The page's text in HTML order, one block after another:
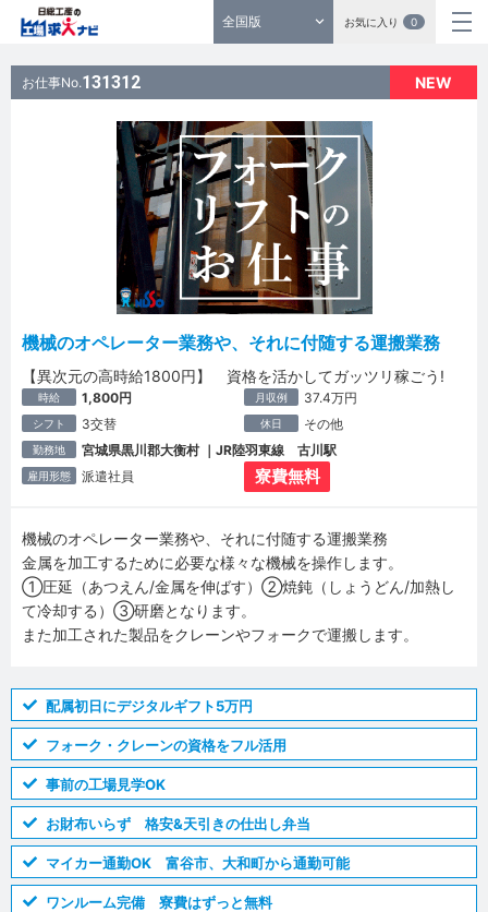
全国版 お気に入り 0
NEW
お仕事No.131312
機械のオペレーター業務や、それに付随する運搬業務
【異次元の高時給1800円】 資格を活かしてガッツリ稼ごう!
時給 1,800円 月収例 37.4万円
シフト 3交替 休日 その他
勤務地 宮城県黒川郡大衡村 ｜JR陸羽東線 古川駅
雇用形態 派遣社員 寮費無料
機械のオペレーター業務や、それに付随する運搬業務
金属を加工するために必要な様々な機械を操作します。
①圧延（あつえん/金属を伸ばす）②焼鈍（しょうどん/加熱し
て冷却する）③研磨となります。
また加工された製品をクレーンやフォークで運搬します。
配属初日にデジタルギフト5万円
フォーク・クレーンの資格をフル活用
事前の工場見学OK
お財布いらず 格安&天引きの仕出し弁当
マイカー通勤OK 富谷市、大和町から通勤可能
ワンルーム完備 寮費はずっと無料